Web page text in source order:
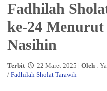
Fadhilah
ke-24
Nasihin
Terbit 22 Maret 2025 |Oleh :
/ Fadhilah Sholat Tarawih